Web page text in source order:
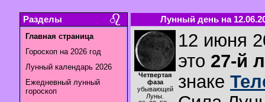
Разделы
Главная страница
Гороскоп на 2026 год
Лунный календарь 2026
Ежедневный лунный
гороскоп
Лунный день на
Четвертая
фаза
убывающей
Луны.
12 июня
это 27-й
знаке